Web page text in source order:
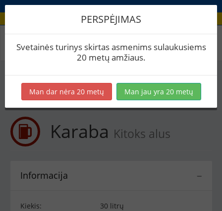
Receptas / Karaba
Virimai (1)
BeerXML
Karaba Kitoks alus
−
Informacija
Kiekis:
30 litrų
PERSPĖJIMAS
Svetainės turinys skirtas asmenims sulaukusiems
20 metų amžiaus.
Man dar nėra 20 metų Man jau yra 20 metų